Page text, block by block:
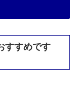
すすめです